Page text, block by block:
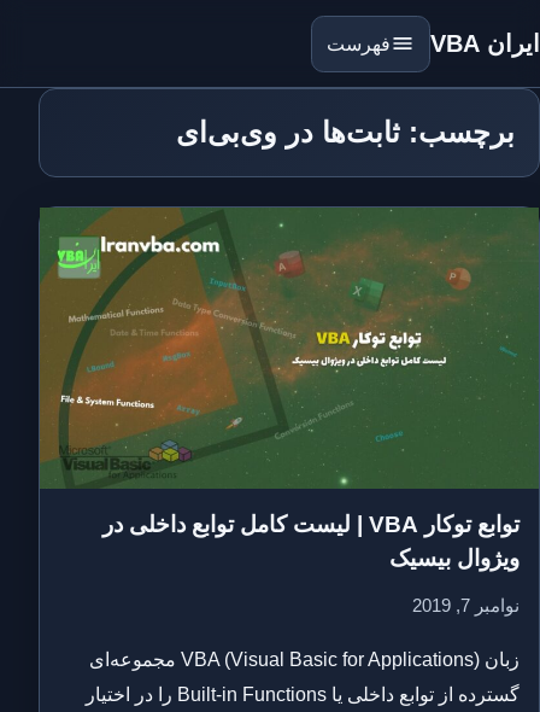
ایران VBA فهرست
برچسب: ثابت‌ها در وی‌بی‌ای
توابع توکار VBA | لیست کامل توابع داخلی در
ویژوال بیسیک
نوامبر 7, 2019
زبان VBA (Visual Basic for Applications) مجموعه‌ای
گسترده از توابع داخلی یا Built-in Functions را در اختیار